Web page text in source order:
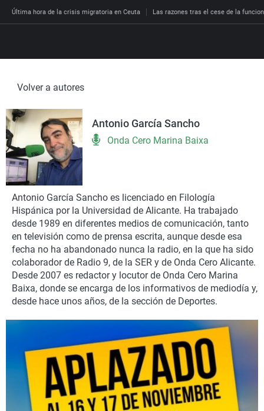
Última hora de la crisis migratoria en Ceuta Las razones tras el cese de la
Directo
Programas
Más de uno
La brújula
Radioestadio
Radioestadio noche
El colegio invisible
La rosa de los vientos
Gente viajera
Podcast
Los Perseguidos
El viaje del Guernica
Invisibles
Prohibido morirse
Esto no ha pasado
Caso
Retornados
Operación Viuda
España
Andalucía
Cantabria
Cataluña
Comunidad de Madrid
Comunitat Valenciana
Extremadura
Galicia
Navarra
País Vasco
Economía
Deportes
Fútbol
Motor
El tiempo
Más noticias
Sociedad
Cultura
Ciencia y Tecnología
Gastronomía
Medio ambiente
Virales
Televisión
Volver a autores
Antonio García Sancho
Onda Cero Marina Baixa
Antonio García Sancho es licenciado en Filología
Hispánica por la Universidad de Alicante. Ha trabajado
desde 1989 en diferentes medios de comunicación, tanto
en televisión como de prensa escrita, aunque desde esa
fecha no ha abandonado nunca la radio, en la que ha sido
colaborador de Radio 9, de la SER y de Onda Cero Alicante.
Desde 2007 es redactor y locutor de Onda Cero Marina
Baixa, donde se encarga de los informativos de mediodía y,
desde hace unos años, de la sección de Deportes.